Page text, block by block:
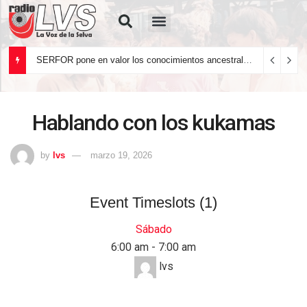
Hablando con los kukamas
by lvs marzo 19, 2026
Event Timeslots (1)
Sábado
6:00 am - 7:00 am
lvs